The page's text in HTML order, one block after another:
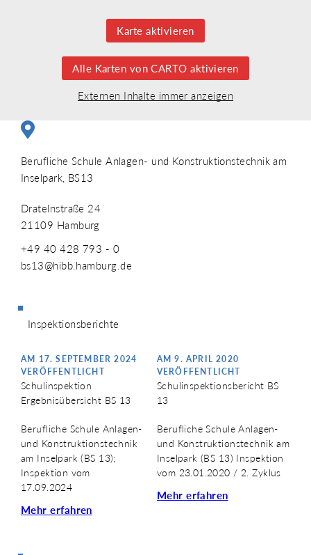
Karte aktivieren
Alle Karten von CARTO aktivieren
Externen Inhalte immer anzeigen
Berufliche Schule Anlagen- und Konstruktionstechnik am
Inselpark, BS13
Dratelnstraße 24
21109 Hamburg
+49 40 428 793 - 0
bs13@hibb.hamburg.de
Inspektionsberichte
AM 17. SEPTEMBER 2024
VERÖFFENTLICHT
Schulinspektion
Ergebnisübersicht BS 13
Berufliche Schule Anlagen-
und Konstruktionstechnik
am Inselpark (BS 13);
Inspektion vom
17.09.2024
Mehr erfahren
AM 9. APRIL 2020
VERÖFFENTLICHT
Schulinspektionsbericht BS
13
Berufliche Schule Anlagen-
und Konstruktionstechnik am
Inselpark (BS 13) Inspektion
vom 23.01.2020 / 2. Zyklus
Mehr erfahren